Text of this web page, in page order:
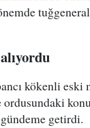
kökenli eski
ordusundaki
getirdi.